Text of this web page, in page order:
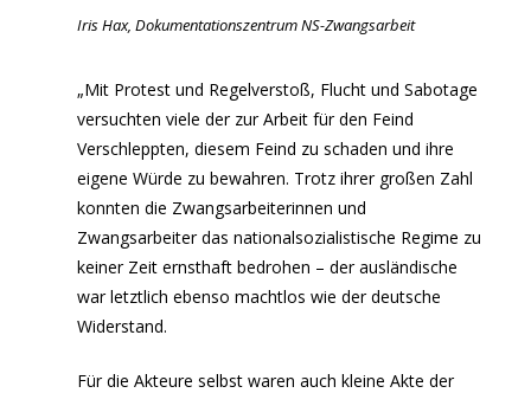
Iris Hax, Dokumentationszentrum NS-Zwangsarbeit
„Mit Protest und Regelverstoß, Flucht und Sabotage
versuchten viele der zur Arbeit für den Feind
Verschleppten, diesem Feind zu schaden und ihre
eigene Würde zu bewahren. Trotz ihrer großen Zahl
konnten die Zwangsarbeiterinnen und
Zwangsarbeiter das nationalsozialistische Regime zu
keiner Zeit ernsthaft bedrohen – der ausländische
war letztlich ebenso machtlos wie der deutsche
Widerstand.
Für die Akteure selbst waren auch kleine Akte der